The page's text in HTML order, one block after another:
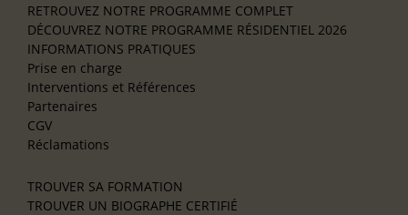
RETROUVEZ NOTRE PROGRAMME COMPLET
DÉCOUVREZ NOTRE PROGRAMME RÉSIDENTIEL 2026
INFORMATIONS PRATIQUES
Prise en charge
Interventions et Références
Partenaires
CGV
Réclamations
TROUVER SA FORMATION
TROUVER UN BIOGRAPHE CERTIFIÉ